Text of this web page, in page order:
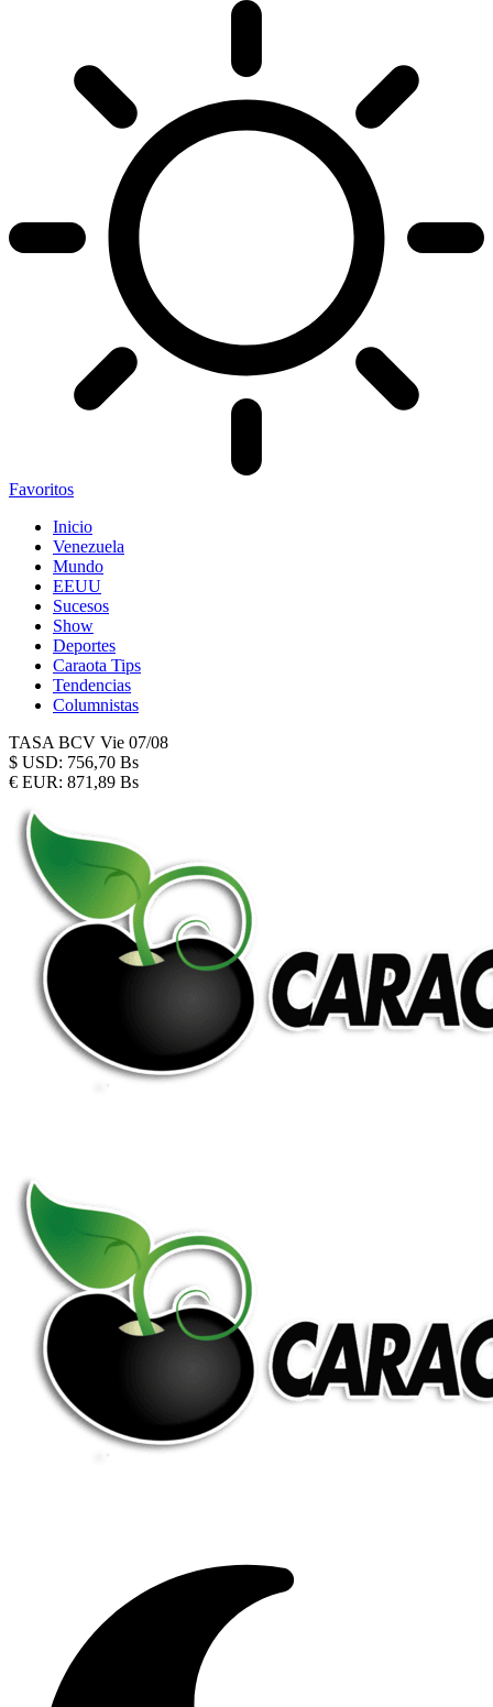
Favoritos
Inicio
Venezuela
Mundo
EEUU
Sucesos
Show
Deportes
Caraota Tips
Tendencias
Columnistas
TASA BCV Vie 07/08
$ USD: 756,70 Bs
€ EUR: 871,89 Bs